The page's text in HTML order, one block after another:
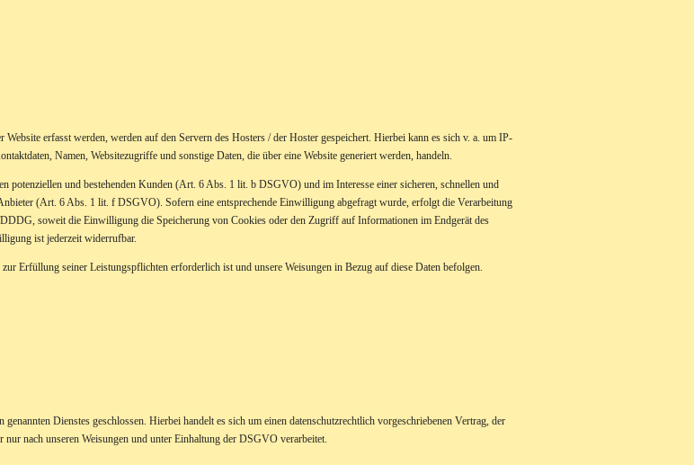
erfasst werden, werden auf den Servern des Hosters / der Hoster gespeichert. Hierbei kann es sich v. a. um IP-
Namen, Websitezugriffe und sonstige Daten, die über eine Website generiert werden, handeln.
potenziellen und bestehenden Kunden (Art. 6 Abs. 1 lit. b DSGVO) und im Interesse einer sicheren, schnellen und
(Art. 6 Abs. 1 lit. f DSGVO). Sofern eine entsprechende Einwilligung abgefragt wurde, erfolgt die Verarbeitung
soweit die Einwilligung die Speicherung von Cookies oder den Zugriff auf Informationen im Endgerät des
ist jederzeit widerrufbar.
Erfüllung seiner Leistungspflichten erforderlich ist und unsere Weisungen in Bezug auf diese Daten befolgen.
Dienstes geschlossen. Hierbei handelt es sich um einen datenschutzrechtlich vorgeschriebenen Vertrag, der
nur nach unseren Weisungen und unter Einhaltung der DSGVO verarbeitet.